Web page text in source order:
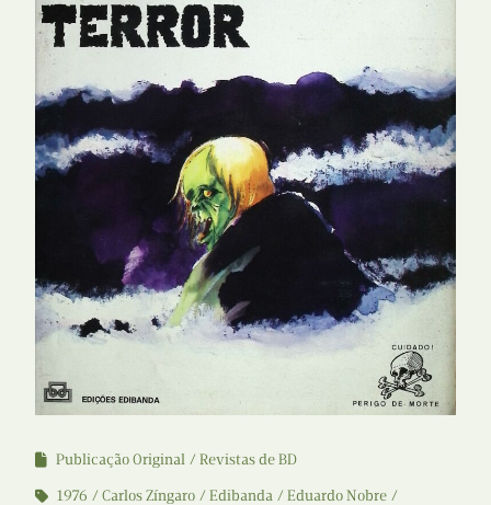
Publicação Original
Revistas de BD
1976
Carlos Zíngaro Edibanda
Eduardo Nobre